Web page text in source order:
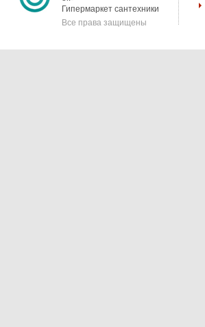
Гипермаркет сантехники
Все права защищены